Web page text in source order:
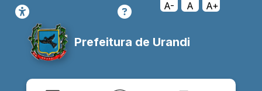
transparencia/orcamento/lei_orcamentaria_anual_loa_documentos
A- A A+
Prefeitura de Urandi